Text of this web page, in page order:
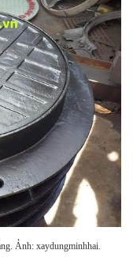
Ảnh: xaydungminhhai.